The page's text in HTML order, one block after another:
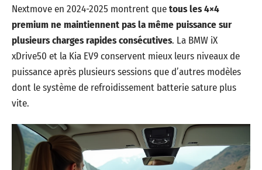
Nextmove en 2024-2025 montrent quetous les 4×4
premium ne maintiennent pas la même puissance sur
plusieurs charges rapides consécutives. La BMW iX
xDrive50 et la Kia EV9 conservent mieux leurs niveaux de
puissance après plusieurs sessions que d’autres modèles
dont le système de refroidissement batterie sature plus
vite.